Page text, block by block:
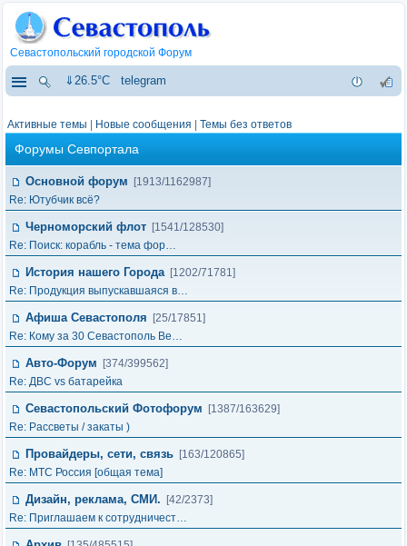
Севастопольский городской Форум
⇓26.5°C telegram
Активные темы Новые сообщения Темы без ответов
Форумы Севпортала
Основной форум
[1913/1162987]
Re: Ютубчик всё?
Черноморский флот [1541/128530]
Re: Поиск: корабль - тема фор…
История нашего Города [1202/71781]
Re: Продукция выпускавшаяся в…
Афиша Севастополя
[25/17851]
Re: Кому за 30 Севастополь Ве…
Авто-Форум
[374/399562]
Re: ДВС vs батарейка
Севастопольский Фотофорум
[1387/163629]
Re: Рассветы / закаты )
Провайдеры, сети, связь [163/120865]
Re: МТС Россия [общая тема]
Дизайн, реклама, СМИ.
[42/2373]
Re: Приглашаем к сотрудничест…